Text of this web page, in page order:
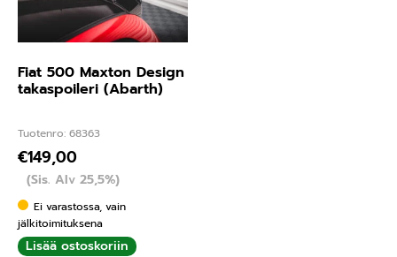
Fiat 500 Maxton Design
takaspoileri (Abarth)
Tuotenro: 68363
€149,00
(Sis. Alv 25,5%)
Ei varastossa, vain
jälkitoimituksena
Lisää ostoskoriin